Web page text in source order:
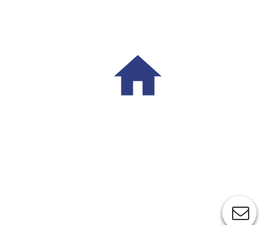
Impressum / Datenschutz